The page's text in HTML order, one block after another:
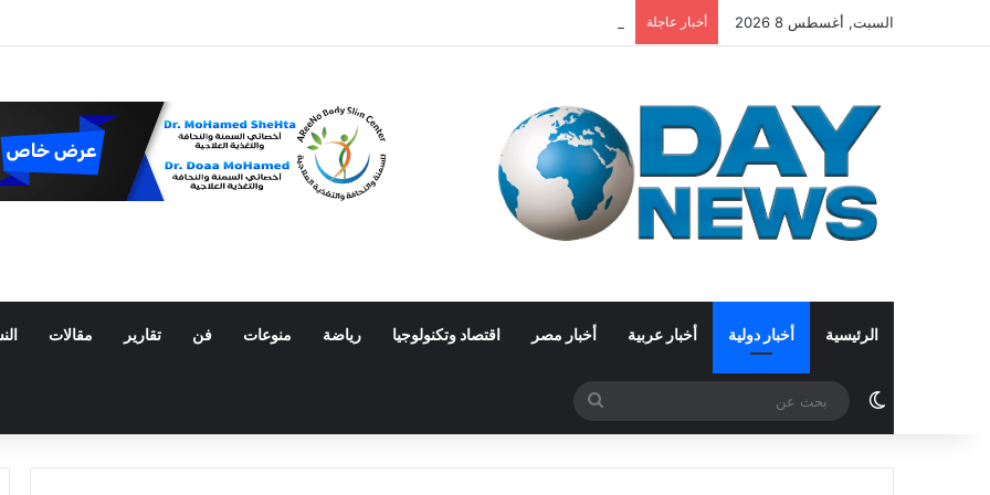
السبت, أغسطس 8 2026 أخبار عاجلة
الرئيسية أخبار دولية أخبار عربية أخبار مصر اقتصاد وتكنولوجيا رياضة منوعات فن تقارير مقالات
الوضع المظلم
بحث
عن